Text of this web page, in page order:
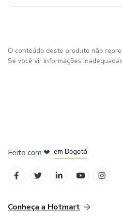
O conteúdo deste produto não
Se você vir informações
Feito com ❤ em Bogotá
Conheça a Hotmart